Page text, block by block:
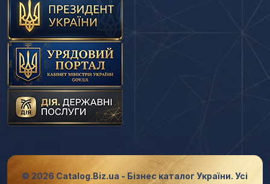
© 2026 Catalog.Biz.ua - Бізнес каталог України. Усі